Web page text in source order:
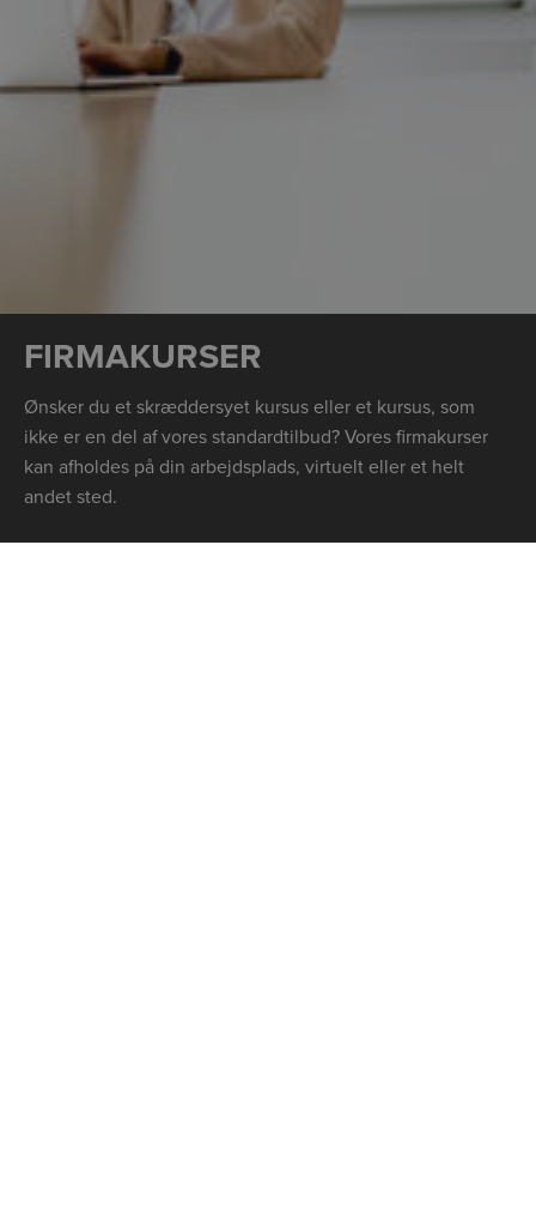
FIRMAKURSER
Ønsker du et skræddersyet kursus eller et kursus, som
ikke er en del af vores standardtilbud? Vores firmakurser
kan afholdes på din arbejdsplads, virtuelt eller et helt
andet sted.